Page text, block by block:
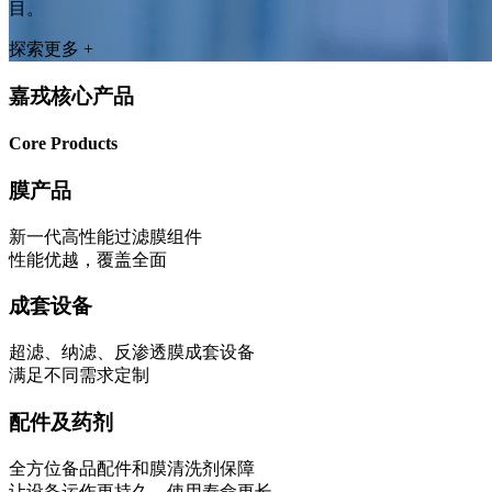
目。
探索更多 +
嘉戎核心产品
Core Products
膜产品
新一代高性能过滤膜组件
性能优越，覆盖全面
成套设备
超滤、纳滤、反渗透膜成套设备
满足不同需求定制
配件及药剂
全方位备品配件和膜清洗剂保障